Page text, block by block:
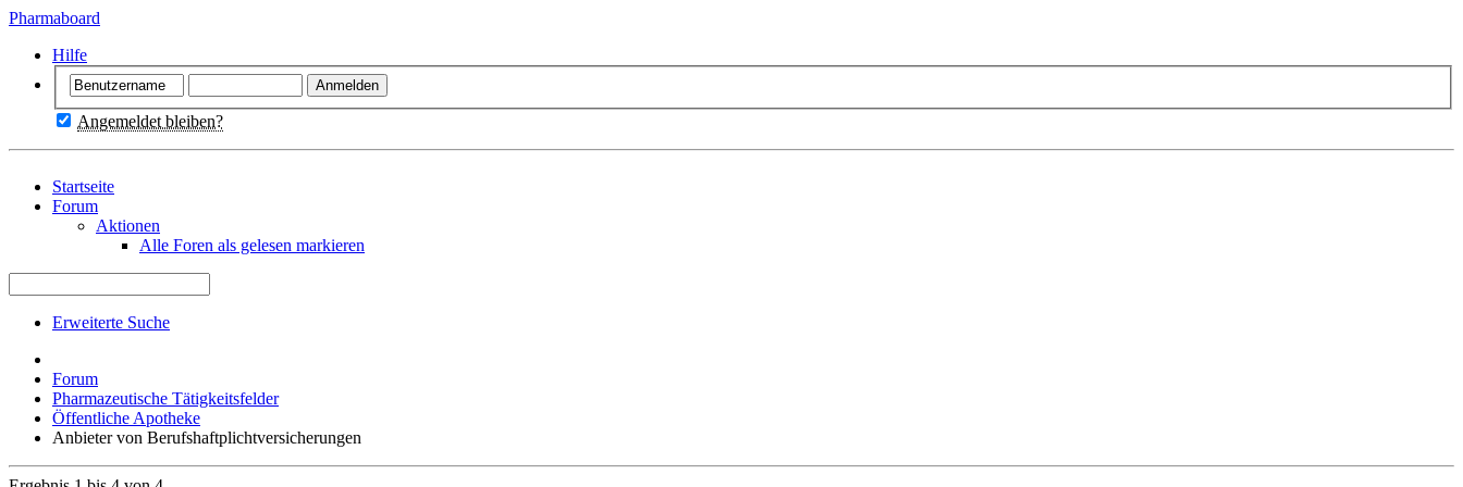
Pharmaboard
Hilfe
Angemeldet bleiben?
Startseite
Forum
Aktionen
Alle Foren als gelesen markieren
Erweiterte Suche
Forum
Pharmazeutische Tätigkeitsfelder
Öffentliche Apotheke
Anbieter von Berufshaftplichtversicherungen